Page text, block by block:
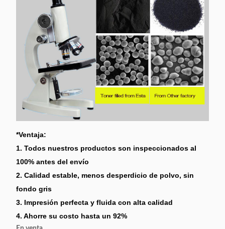
*Ventaja:
1. Todos nuestros productos son inspeccionados al
100% antes del envío
2. Calidad estable, menos desperdicio de polvo, sin
fondo gris
3. Impresión perfecta y fluida con alta calidad
4. Ahorre su costo hasta un 92%